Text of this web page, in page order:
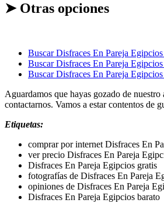
➤ Otras opciones
Buscar Disfraces En Pareja
Buscar Disfraces En Pareja
Buscar Disfraces En Pareja
Aguardamos que hayas gozado de
contactarnos. Vamos a estar contentos de
Etiquetas:
comprar por internet Disfraces En
ver precio Disfraces En Pareja
Disfraces En Pareja Egipcios gratis
fotografías de Disfraces En Pareja
opiniones de Disfraces En Pareja
Disfraces En Pareja Egipcios barato